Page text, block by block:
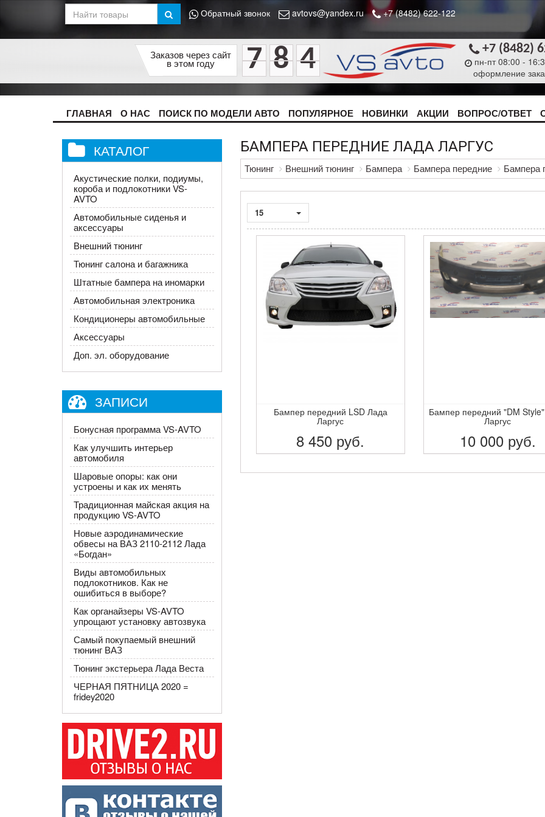
Обратный звонок avtovs@yandex.ru +7 (8482) 622-122
Заказов через сайт
в этом году 7 8 4 +7 (8482)
пн-пт 08:00 -
оформление
ГЛАВНАЯ О НАС ПОИСК ПО МОДЕЛИ АВТО ПОПУЛЯРНОЕ НОВИНКИ АКЦИИ ВОПРОС/ОТВЕТ
КАТАЛОГ
Акустические полки, подиумы,
короба и подлокотники VS-
AVTO
Автомобильные сиденья и
аксессуары
Внешний тюнинг
Тюнинг салона и багажника
Штатные бампера на иномарки
Автомобильная электроника
Кондиционеры автомобильные
Аксессуары
Доп. эл. оборудование
ЗАПИСИ
Бонусная программа VS-AVTO
Как улучшить интерьер
автомобиля
Шаровые опоры: как они
устроены и как их менять
Традиционная майская акция на
продукцию VS-AVTO
Новые аэродинамические
обвесы на ВАЗ 2110-2112 Лада
«Богдан»
Виды автомобильных
подлокотников. Как не
ошибиться в выборе?
Как органайзеры VS-AVTO
упрощают установку автозвука
Самый покупаемый внешний
тюнинг ВАЗ
Тюнинг экстерьера Лада Веста
ЧЕРНАЯ ПЯТНИЦА 2020 =
fridey2020​
БАМПЕРА ПЕРЕДНИЕ ЛАДА ЛАРГУС
Тюнинг Внешний тюнинг Бампера Бампера передние Бампера
15
Бампер передний LSD Лада
Ларгус
8 450 руб.
ПОДРОБНЕЕ
Бампер передний "DM
Ларгус
10 000 руб.
ПОДРОБНЕЕ